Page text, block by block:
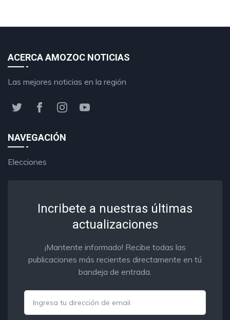
ACERCA AMOZOC NOTICIAS
Las mejores noticias en la región
NAVEGACIÓN
Elecciones
Incribete a nuestras últimas
actualizaciones
¡Mantente informado! Recibe todas las
publicaciones más recientes directamente en tú
bandeja de entrada.